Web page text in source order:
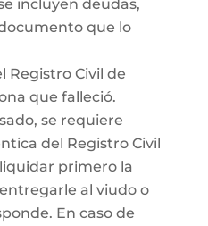
incluyen deudas,
que lo
Registro Civil de
que falleció.
se requiere
del Registro Civil
primero la
al viudo o
En caso de